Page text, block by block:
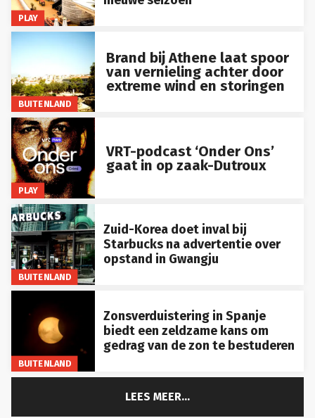
PLAY
BUITENLAND
Brand bij Athene laat spoor
van vernieling achter door
extreme wind en storingen
PLAY
gaat in op zaak-Dutroux
BUITENLAND
Starbucks na advertentie over
opstand in Gwangju
biedt een zeldzame kans om
gedrag van de zon te bestuderen